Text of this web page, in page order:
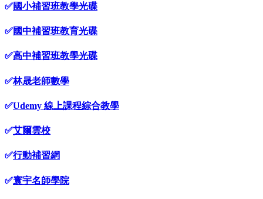
✅國小補習班教學光碟
✅國中補習班教育光碟
✅高中補習班教學光碟
✅林晟老師數學
✅Udemy 線上課程綜合教學
✅艾爾雲校
✅行動補習網
✅寰宇名師學院